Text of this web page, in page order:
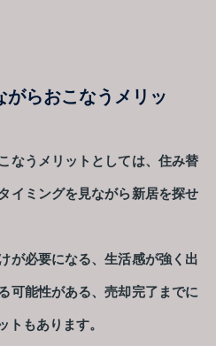
がらおこなうメリッ
なうメリットとしては、住み替
イミングを見ながら新居を探せ
が必要になる、生活感が強く出
可能性がある、売却完了までに
トもあります。